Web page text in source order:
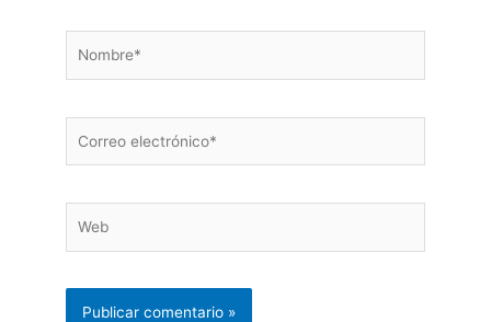
electrónico*